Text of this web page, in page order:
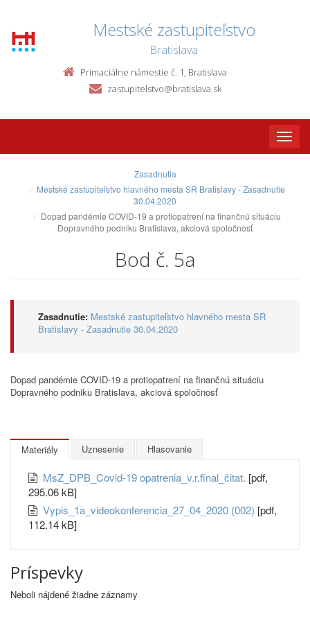
Mestské zastupiteľstvo
Bratislava
Primaciálne námestie č. 1, Bratislava
zastupitelstvo@bratislava.sk
Toggle
Zasadnutia
Mestské zastupiteľstvo hlavného mesta SR Bratislavy - Zasadnutie
30.04.2020
Dopad pandémie COVID-19 a protiopatrení na finančnú situáciu
Dopravného podniku Bratislava, akciová spoločnosť
Bod č. 5a
Zasadnutie: Mestské zastupiteľstvo hlavného mesta SR
Bratislavy - Zasadnutie 30.04.2020
Dopad pandémie COVID-19 a protiopatrení na finančnú situáciu
Dopravného podniku Bratislava, akciová spoločnosť
Materiály Uznesenie Hlasovanie
MsZ_DPB_Covid-19 opatrenia_v.r.final_čitat. [pdf,
295.06 kB]
Vypis_1a_videokonferencia_27_04_2020 (002) [pdf,
112.14 kB]
Príspevky
Neboli nájdené žiadne záznamy